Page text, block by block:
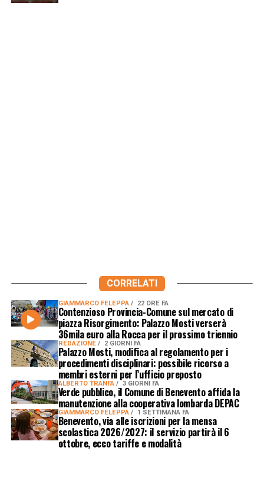
CORRELATI
GIAMMARCO FELEPPA 22 ORE FA
Contenzioso Provincia-Comune sul mercato di
piazza Risorgimento: Palazzo Mosti verserà
36mila euro alla Rocca per il prossimo triennio
REDAZIONE 2 GIORNI FA
Palazzo Mosti, modifica al regolamento per i
procedimenti disciplinari: possibile ricorso a
membri esterni per l’ufficio preposto
ALBERTO TRANFA 3 GIORNI FA
Verde pubblico, il Comune di Benevento affida la
manutenzione alla cooperativa lombarda DEPAC
GIAMMARCO FELEPPA 1 SETTIMANA FA
Benevento, via alle iscrizioni per la mensa
scolastica 2026/2027: il servizio partirà il 6
ottobre, ecco tariffe e modalità